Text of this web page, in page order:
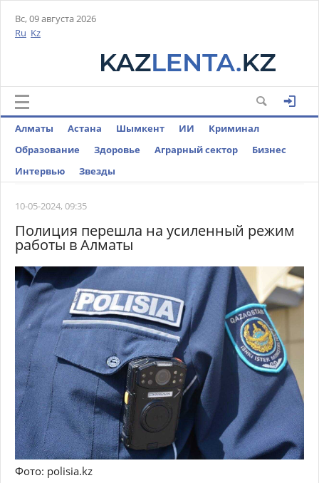
Вс, 09 августа 2026
Ru Kz
Алматы Астана Шымкент ИИ
Криминал
Образование
Здоровье Аграрный сектор
Бизнес
Интервью
Звезды
10-05-2024, 09:35
Полиция перешла на усиленный режим
работы в Алматы
Фото: polisia.kz